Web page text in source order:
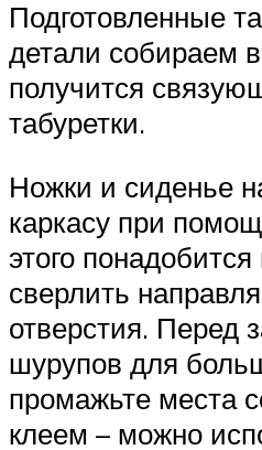
Подготовленные
детали собираем
получится
табуретки.
Ножки и сиденье
каркасу при
этого
сверлить
отверстия. Перед
шурупов для
промажьте места
клеем – можно